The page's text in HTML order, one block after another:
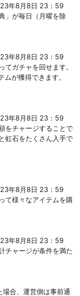
年8月8日 23：59
」が毎日（月曜を除
年8月8日 23：59
てガチャを回せます。
が獲得できます。
年8月8日 23：59
をチャージすることで
虹石をたくさん入手で
年8月8日 23：59
て様々なアイテムを購
年8月8日 23：59
チャージが条件を満た
合、運営側は事前通